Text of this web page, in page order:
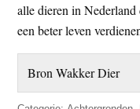
alle dieren in
een beter leven
Bron Wakker Dier